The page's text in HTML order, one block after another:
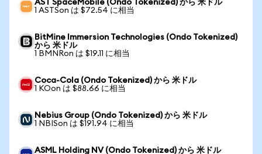
AST SpaceMobile (Ondo Tokenized) から 米ドル
1 ASTSon は $72.54 に相当
BitMine Immersion Technologies (Ondo Tokenized)
から 米ドル
1 BMNRon は $19.11 に相当
Coca-Cola (Ondo Tokenized) から 米ドル
1 KOon は $88.66 に相当
Nebius Group (Ondo Tokenized) から 米ドル
1 NBISon は $191.94 に相当
ASML Holding NV (Ondo Tokenized) から 米ドル